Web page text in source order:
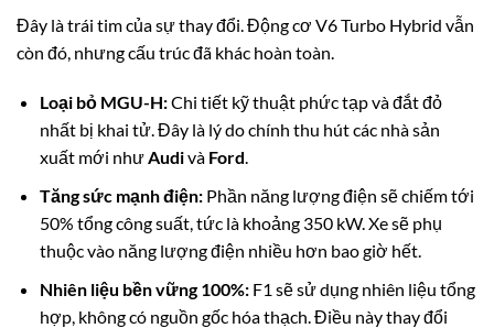
Đây là trái tim của sự thay đổi. Động cơ V6 Turbo Hybrid vẫn
còn đó, nhưng cấu trúc đã khác hoàn toàn.
Loại bỏ MGU-H:Chi tiết kỹ thuật phức tạp và đắt đỏ
nhất bị khai tử. Đây là lý do chính thu hút các nhà sản
xuất mới nhưAudivà Ford.
Tăng sức mạnh điện:Phần năng lượng điện sẽ chiếm tới
50% tổng công suất, tức là khoảng 350 kW. Xe sẽ phụ
thuộc vào năng lượng điện nhiều hơn bao giờ hết.
Nhiên liệu bền vững 100%:F1 sẽ sử dụng nhiên liệu tổng
hợp, không có nguồn gốc hóa thạch. Điều này thay đổi